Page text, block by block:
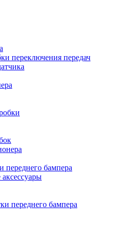
переключения передач
переднего бампера
переднего бампера